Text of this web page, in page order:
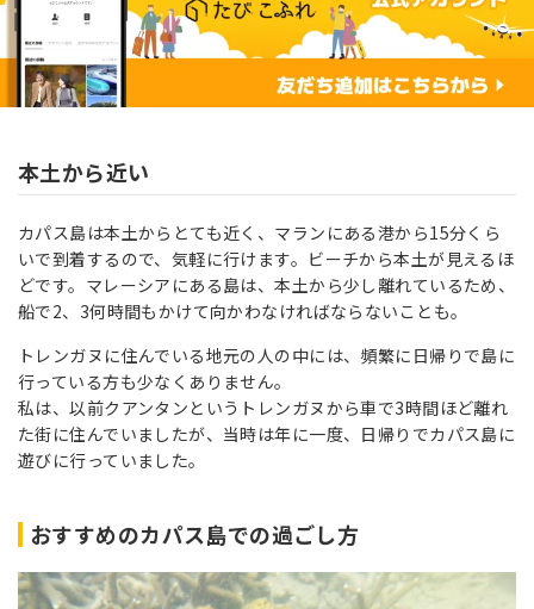
本土から近い
カパス島は本土からとても近く、マランにある港から15分くら
いで到着するので、気軽に行けます。ビーチから本土が見えるほ
どです。マレーシアにある島は、本土から少し離れているため、
船で2、3何時間もかけて向かわなければならないことも。
トレンガヌに住んでいる地元の人の中には、頻繁に日帰りで島に
行っている方も少なくありません。
私は、以前クアンタンというトレンガヌから車で3時間ほど離れ
た街に住んでいましたが、当時は年に一度、日帰りでカパス島に
遊びに行っていました。
おすすめのカパス島での過ごし方